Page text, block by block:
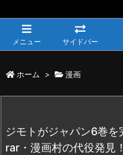
メニュー サイドバー
ホーム > 漫画
ジモトがジャパン6巻を
rar・漫画村の代役発見